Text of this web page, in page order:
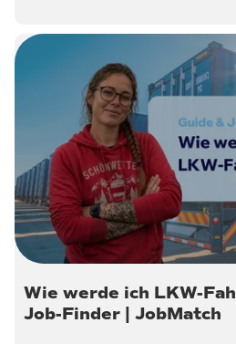
10. Juli 2026
Wie werde ich LKW-
Job-Finder | JobMatch